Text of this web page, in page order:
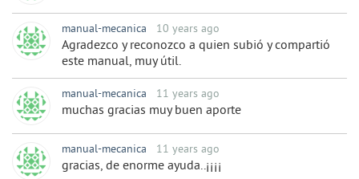
manual-mecanica 10 years ago
Agradezco y reconozco a quien subió y compartió
este manual, muy útil.
manual-mecanica 11 years ago
muchas gracias muy buen aporte
manual-mecanica 11 years ago
gracias, de enorme ayuda..¡¡¡¡